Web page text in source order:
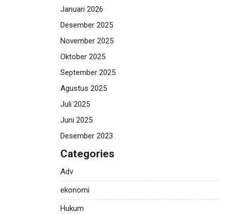
Januari 2026
Desember 2025
November 2025
Oktober 2025
September 2025
Agustus 2025
Juli 2025
Juni 2025
Desember 2023
Categories
Adv
ekonomi
Hukum